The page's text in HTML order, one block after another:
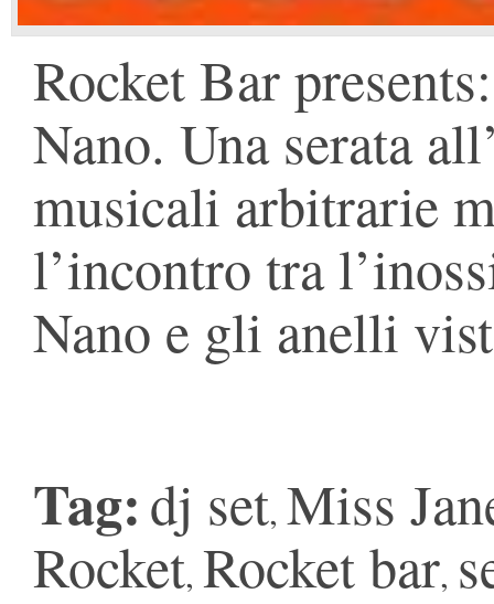
Rocket Bar
Nano. Una serata
musicali arbitrarie
l’incontro tra
Nano e gli anelli
Tag:dj set, Miss
Rocket, Rocket bar,